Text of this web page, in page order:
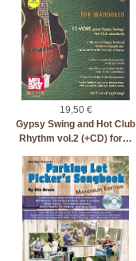
19,50 €
Gypsy Swing and Hot Club
Rhythm vol.2 (+CD) for…